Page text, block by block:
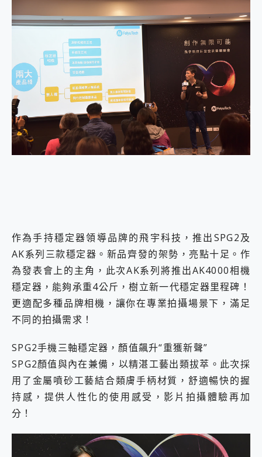
一鍵修復模糊影片、舊照的 AI 好幫手! VideoProc Converter AI 新版全解析 × 年末優惠，一篇全看懂
小朋友才做選擇 投影機 RGB藍牙音響 氛圍情境燈 我通通都要！ Starfish 2 幻彩膠囊投影機｜結合「 智慧投影 & 煥彩流動 」的沈浸式生活新體驗
外型超吸晴~ 給您絕佳操控體驗 GravaStar Mercury K1 系列 異星機械鍵盤與 Mercury X 系列 輕量無線電競滑鼠 開箱 評測
小巧好吸不擋鏡頭 有Qi2認證的 ONPRO MagReact MXs2 5000mAh薄型磁吸無線急速行動電源 開箱 評測
會走動的冷暖氣 SONY REON POCKET PRO 穿戴式智慧冷暖調溫裝置 開箱 評測
寶可夢飛人外掛iToolab AnyGo全新升級，GO Fest 五折優惠嗨翻天！支援 iOS/Android！
百倍變焦實測~ vivo X200 Pro 與 S25 Ultra 誰能滿足全場景拍攝需求？
超好用的 PLAUD NotePin AI 智慧錄音膠囊~ 您的AI 秘書已上線 每月免費送你 300分鐘轉寫
COMPUTEX 2025 來囉！AGI亞奇雷 AI・Gaming・創作儲存方案登場，趕快來AGI亞奇雷挑戰任務抽 PS5！
iPhone、Apple Watch、AirPods耳機 三個設備充電一起搞定 ONPRO MagReact™ M3 3 in 1可攜摺疊無線充電器 開箱 評測
動靜皆宜「HUAWEI FreeArc」開放式耳掛耳機，無感配戴! 超穩超服貼，音質、通話也很優質
好玩好拍 vivo V50 ~ 口袋裡的 Zeiss 潮流攝影棚!
25種洗烘模式一機搞定! Roborock 衣莉莎白 H1 Neo分子篩洗脫烘 AI 滾筒洗衣機
給 MSI Claw 系列電競掌機 最完美的家 MSI Nest Docking Station 掌機專屬擴充底座 開箱 評測
2億 APO蔡司長焦神機降臨~ vivo X200 Pro、vivo X200 就是這麼好拍
Locawhere AnyTo 寶可夢飛人 AnyTo 不出門也可以飛遍全世界
小體積 40000mAh 超大容量 一次充5個設備 充好充滿 CUKTECH 酷態科 300W 微型充電站 開箱 評測
97.3% 恢復率，資料救援就是這麼簡單 EaseUS Data Recovery Wizard Free 18.0.0 業界最好的資料救援軟體
磁碟系統大風吹 有了 磁碟管理程式 EaseUS Partition Master 就是這麼簡單
全新 SONY Xperia 1 VI 開箱! 相機實測! 長焦覆蓋更遠更清晰、2日長續航、頂尖影音娛樂效能~
MSI Claw 掌機專屬配件包 來囉 完美保護 MSI Claw A1M-026TW 電競掌機
人像旗艦 vivo V30 系列 開箱 評測! 首搭蔡司光學鏡頭、攝影棚級柔光環、拍攝功能最好玩的美拍神機 vivo V30 Pro
作為手持穩定器領導品牌的飛宇科技，推出SPG2及
AK系列三款穩定器。新品齊發的架勢，亮點十足。作
為發表會上的主角，此次AK系列將推出AK4000相機
穩定器，能夠承重4公斤，樹立新一代穩定器里程碑！
更適配多種品牌相機，讓你在專業拍攝場景下，滿足
不同的拍攝需求！
SPG2手機三軸穩定器，顏值飆升“重獲新聲”
SPG2顏值與內在兼備，以精湛工藝出類拔萃。此次採
用了金屬噴砂工藝結合類膚手柄材質，舒適暢快的握
持感，提供人性化的使用感受，影片拍攝體驗再加
分！